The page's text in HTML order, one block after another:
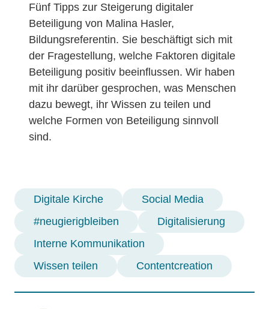
Fünf Tipps zur Steigerung digitaler
Beteiligung von Malina Hasler,
Bildungsreferentin. Sie beschäftigt sich mit
der Fragestellung, welche Faktoren digitale
Beteiligung positiv beeinflussen. Wir haben
mit ihr darüber gesprochen, was Menschen
dazu bewegt, ihr Wissen zu teilen und
welche Formen von Beteiligung sinnvoll
sind.
Digitale Kirche
Social Media
#neugierigbleiben
Digitalisierung
Interne Kommunikation
Wissen teilen
Contentcreation